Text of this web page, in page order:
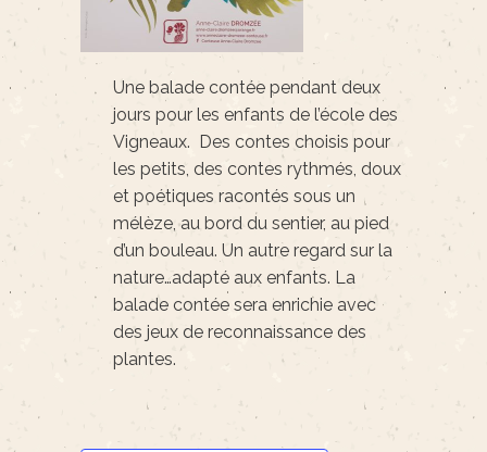
Une balade contée pendant deux
jours pour les enfants de l’école des
Vigneaux. Des contes choisis pour
les petits, des contes rythmés, doux
et poétiques racontés sous un
mélèze, au bord du sentier, au pied
d’un bouleau. Un autre regard sur la
nature…adapté aux enfants. La
balade contée sera enrichie avec
des jeux de reconnaissance des
plantes.